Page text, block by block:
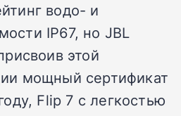
водо- и
IP67, но JBL
этой
мощный сертификат
Flip 7 с легкостью